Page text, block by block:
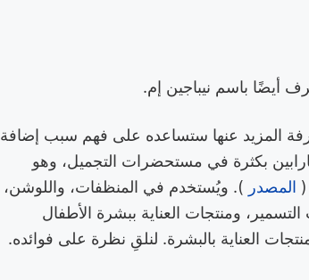
أيضًا باسم نيباجين إم.
المزيد عنها ستساعده على فهم سبب إضافة
بارابين بكثرة في مستحضرات التجميل، وهو
المصدر ). ويُستخدم في المنظفات، واللوشن،
ومنتجات العناية ببشرة الأطفال